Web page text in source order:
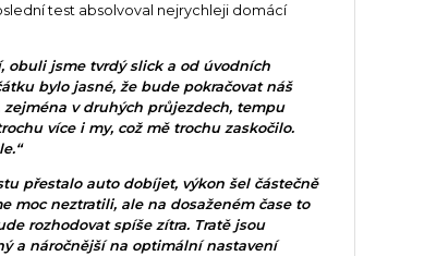
test absolvoval nejrychleji domácí
obuli jsme tvrdý slick a od úvodních
bylo jasné, že bude pokračovat náš
v druhých průjezdech, tempu
více i my, což mě trochu zaskočilo.
přestalo auto dobíjet, výkon šel částečně
moc neztratili, ale na dosaženém čase to
rozhodovat spíše zítra. Tratě jsou
a náročnější na optimální nastavení